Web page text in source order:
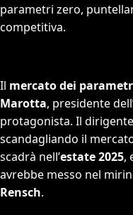
parametri zero,
competitiva.
Il mercato dei
Marotta, presidente
protagonista. Il
scandagliando il
scadrà nell’estate 2025,
avrebbe messo nel
Rensch.